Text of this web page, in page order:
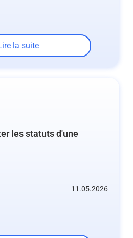
la suite
les statuts d'une
11.05.2026